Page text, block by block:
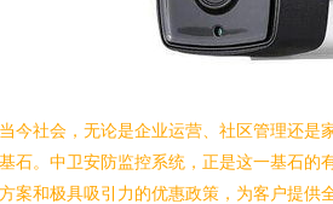
今社会，无论是企业运营、社区管理还是
石。中卫安防监控系统，正是这一基石的
案和极具吸引力的优惠政策，为客户提供